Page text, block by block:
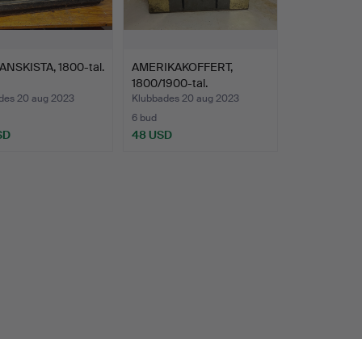
1800-tal.
20 aug 2023
AMERIKAKOFFERT,
1800/1900-tal.
Klubbades 20 aug 2023
6 bud
48 USD